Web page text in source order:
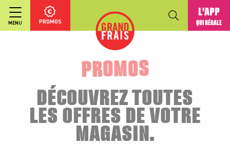
MENU PROMOS
L'APP
QUI RÉGALE
PROMOS
DÉCOUVREZ TOUTES
LES OFFRES DE VOTRE
MAGASIN.